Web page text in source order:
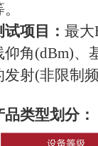
试项目： 最大
仰角(dBm)、
发射(非限制
品类型划分：